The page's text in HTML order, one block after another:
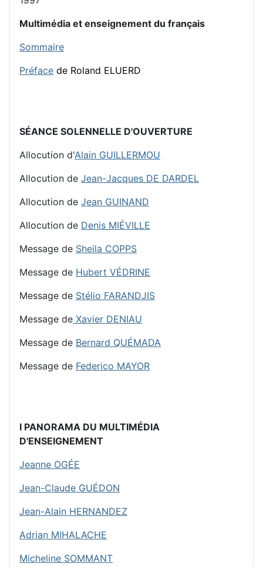
Multimédia et enseignement du français
Sommaire
Préface de Roland ELUERD
SÉANCE SOLENNELLE D'OUVERTURE
Allocution d'Alain GUILLERMOU
Allocution de Jean-Jacques DE DARDEL
Allocution de Jean GUINAND
Allocution de Denis MIÉVILLE
Message de Sheila COPPS
Message de Hubert VÉDRINE
Message de Stélio FARANDJIS
Message de Xavier DENIAU
Message de Bernard QUÉMADA
Message de Federico MAYOR
I PANORAMA DU MULTIMÉDIA
D'ENSEIGNEMENT
Jeanne OGÉE
Jean-Claude GUÉDON
Jean-Alain HERNANDEZ
Adrian MIHALACHE
Micheline SOMMANT